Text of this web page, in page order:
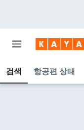
검색 항공편 상태